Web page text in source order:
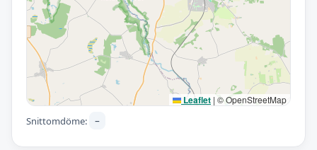
Leaflet | © OpenStreetMap
Snittomdöme: –